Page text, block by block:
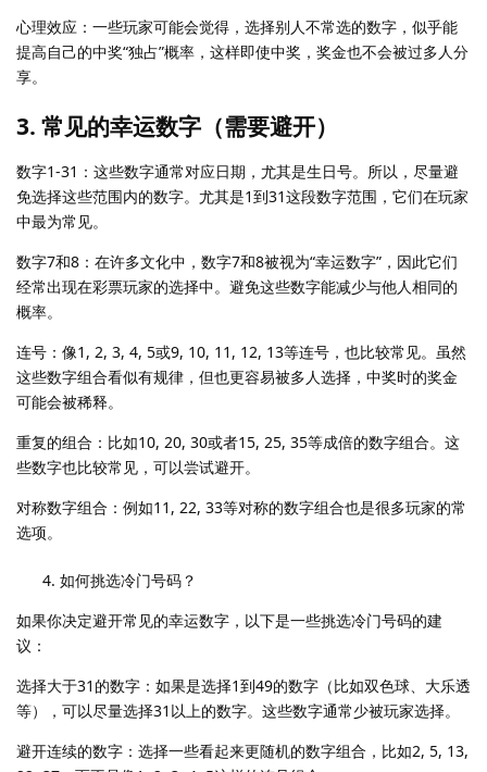
心理效应：一些玩家可能会觉得，选择别人不常选的数字，似乎能
提高自己的中奖“独占”概率，这样即使中奖，奖金也不会被过多人分
享。
3. 常见的幸运数字（需要避开）
数字1-31：这些数字通常对应日期，尤其是生日号。所以，尽量避
免选择这些范围内的数字。尤其是1到31这段数字范围，它们在玩家
中最为常见。
数字7和8：在许多文化中，数字7和8被视为“幸运数字”，因此它们
经常出现在彩票玩家的选择中。避免这些数字能减少与他人相同的
概率。
连号：像1, 2, 3, 4, 5或9, 10, 11, 12, 13等连号，也比较常见。虽然
这些数字组合看似有规律，但也更容易被多人选择，中奖时的奖金
可能会被稀释。
重复的组合：比如10, 20, 30或者15, 25, 35等成倍的数字组合。这
些数字也比较常见，可以尝试避开。
对称数字组合：例如11, 22, 33等对称的数字组合也是很多玩家的常
选项。
如何挑选冷门号码？
如果你决定避开常见的幸运数字，以下是一些挑选冷门号码的建
议：
选择大于31的数字：如果是选择1到49的数字（比如双色球、大乐透
等），可以尽量选择31以上的数字。这些数字通常少被玩家选择。
避开连续的数字：选择一些看起来更随机的数字组合，比如2, 5, 13,